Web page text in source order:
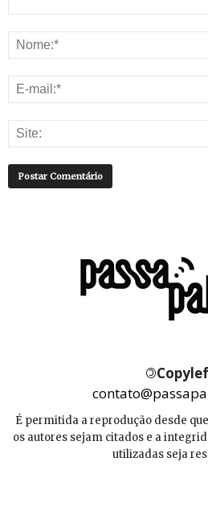
©
É permitida a reprodução desde
os autores sejam citados e a
utilizadas seja